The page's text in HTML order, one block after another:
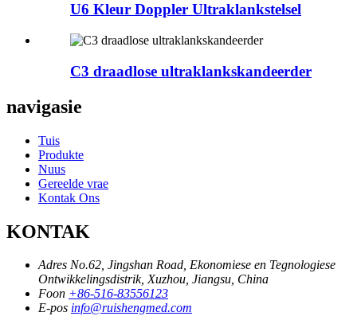
U6 Kleur Doppler Ultraklankstelsel
C3 draadlose ultraklankskandeerder
navigasie
Tuis
Produkte
Nuus
Gereelde vrae
Kontak Ons
KONTAK
Adres No.62, Jingshan Road, Ekonomiese en Tegnologiese
Ontwikkelingsdistrik, Xuzhou, Jiangsu, China
Foon +86-516-83556123
E-pos info@ruishengmed.com